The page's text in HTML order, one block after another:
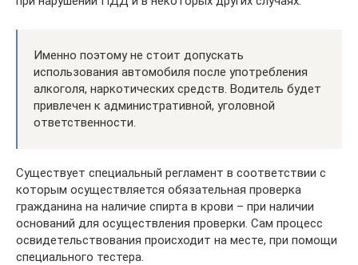
Именно поэтому не стоит допускать
использования автомобиля после употребления
алкоголя, наркотических средств. Водитель будет
привлечен к административной, уголовной
ответственности.
Существует специальный регламент в соответствии с
которым осуществляется обязательная проверка
гражданина на наличие спирта в крови – при наличии
оснований для осуществления проверки. Сам процесс
освидетельствования происходит на месте, при помощи
специального тестера.